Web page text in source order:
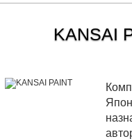
KANSAI